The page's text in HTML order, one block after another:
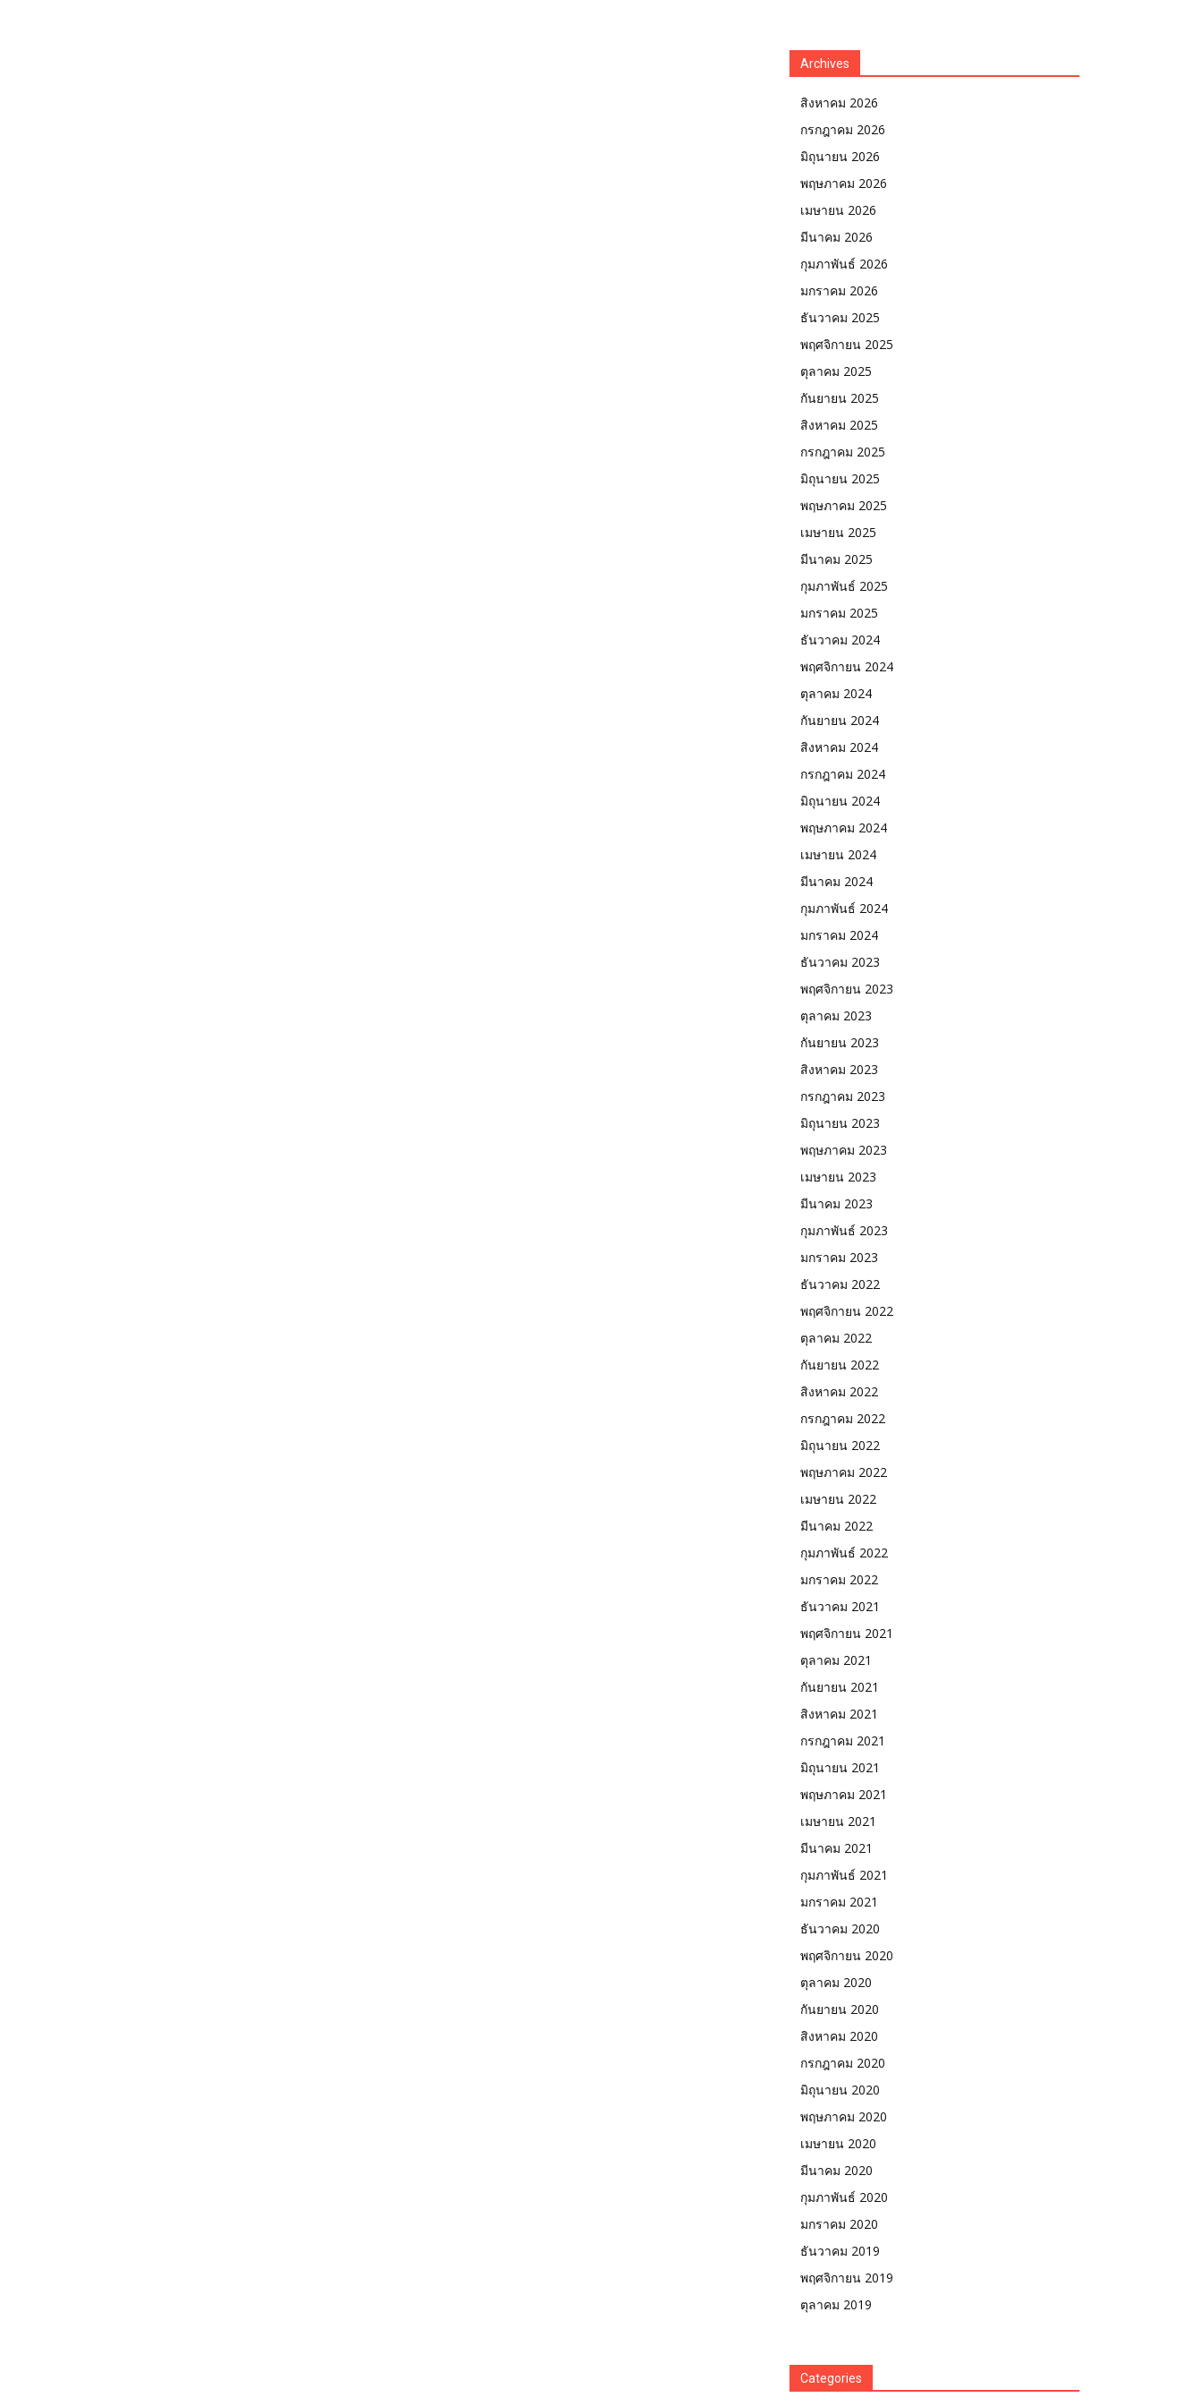
Archives
สิงหาคม 2026
กรกฎาคม 2026
มิถุนายน 2026
พฤษภาคม 2026
เมษายน 2026
มีนาคม 2026
กุมภาพันธ์ 2026
มกราคม 2026
ธันวาคม 2025
พฤศจิกายน 2025
ตุลาคม 2025
กันยายน 2025
สิงหาคม 2025
กรกฎาคม 2025
มิถุนายน 2025
พฤษภาคม 2025
เมษายน 2025
มีนาคม 2025
กุมภาพันธ์ 2025
มกราคม 2025
ธันวาคม 2024
พฤศจิกายน 2024
ตุลาคม 2024
กันยายน 2024
สิงหาคม 2024
กรกฎาคม 2024
มิถุนายน 2024
พฤษภาคม 2024
เมษายน 2024
มีนาคม 2024
กุมภาพันธ์ 2024
มกราคม 2024
ธันวาคม 2023
พฤศจิกายน 2023
ตุลาคม 2023
กันยายน 2023
สิงหาคม 2023
กรกฎาคม 2023
มิถุนายน 2023
พฤษภาคม 2023
เมษายน 2023
มีนาคม 2023
กุมภาพันธ์ 2023
มกราคม 2023
ธันวาคม 2022
พฤศจิกายน 2022
ตุลาคม 2022
กันยายน 2022
สิงหาคม 2022
กรกฎาคม 2022
มิถุนายน 2022
พฤษภาคม 2022
เมษายน 2022
มีนาคม 2022
กุมภาพันธ์ 2022
มกราคม 2022
ธันวาคม 2021
พฤศจิกายน 2021
ตุลาคม 2021
กันยายน 2021
สิงหาคม 2021
กรกฎาคม 2021
มิถุนายน 2021
พฤษภาคม 2021
เมษายน 2021
มีนาคม 2021
กุมภาพันธ์ 2021
มกราคม 2021
ธันวาคม 2020
พฤศจิกายน 2020
ตุลาคม 2020
กันยายน 2020
สิงหาคม 2020
กรกฎาคม 2020
มิถุนายน 2020
พฤษภาคม 2020
เมษายน 2020
มีนาคม 2020
กุมภาพันธ์ 2020
มกราคม 2020
ธันวาคม 2019
พฤศจิกายน 2019
ตุลาคม 2019
Categories